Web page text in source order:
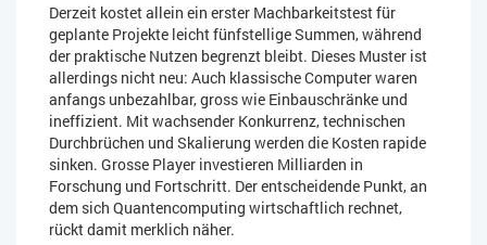
Derzeit kostet allein ein erster Machbarkeitstest für
geplante Projekte leicht fünfstellige Summen, während
der praktische Nutzen begrenzt bleibt. Dieses Muster ist
allerdings nicht neu: Auch klassische Computer waren
anfangs unbezahlbar, gross wie Einbauschränke und
ineffizient. Mit wachsender Konkurrenz, technischen
Durchbrüchen und Skalierung werden die Kosten rapide
sinken. Grosse Player investieren Milliarden in
Forschung und Fortschritt. Der entscheidende Punkt, an
dem sich Quantencomputing wirtschaftlich rechnet,
rückt damit merklich näher.